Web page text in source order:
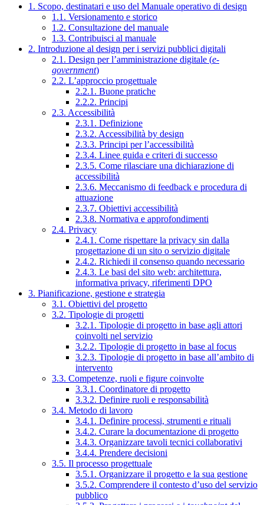
1. Scopo, destinatari e uso del Manuale operativo di design
1.1. Versionamento e storico
1.2. Consultazione del manuale
1.3. Contribuisci al manuale
2. Introduzione al design per i servizi pubblici digitali
2.1. Design per l’amministrazione digitale (e-
government)
2.2. L’approccio progettuale
2.2.1. Buone pratiche
2.2.2. Principi
2.3. Accessibilità
2.3.1. Definizione
2.3.2. Accessibilità by design
2.3.3. Principi per l’accessibilità
2.3.4. Linee guida e criteri di successo
2.3.5. Come rilasciare una dichiarazione di
accessibilità
2.3.6. Meccanismo di feedback e procedura di
attuazione
2.3.7. Obiettivi accessibilità
2.3.8. Normativa e approfondimenti
2.4. Privacy
2.4.1. Come rispettare la privacy sin dalla
progettazione di un sito o servizio digitale
2.4.2. Richiedi il consenso quando necessario
2.4.3. Le basi del sito web: architettura,
informativa privacy, riferimenti DPO
3. Pianificazione, gestione e strategia
3.1. Obiettivi del progetto
3.2. Tipologie di progetti
3.2.1. Tipologie di progetto in base agli attori
coinvolti nel servizio
3.2.2. Tipologie di progetto in base al focus
3.2.3. Tipologie di progetto in base all’ambito di
intervento
3.3. Competenze, ruoli e figure coinvolte
3.3.1. Coordinatore di progetto
3.3.2. Definire ruoli e responsabilità
3.4. Metodo di lavoro
3.4.1. Definire processi, strumenti e rituali
3.4.2. Curare la documentazione di progetto
3.4.3. Organizzare tavoli tecnici collaborativi
3.4.4. Prendere decisioni
3.5. Il processo progettuale
3.5.1. Organizzare il progetto e la sua gestione
3.5.2. Comprendere il contesto d’uso del servizio
pubblico